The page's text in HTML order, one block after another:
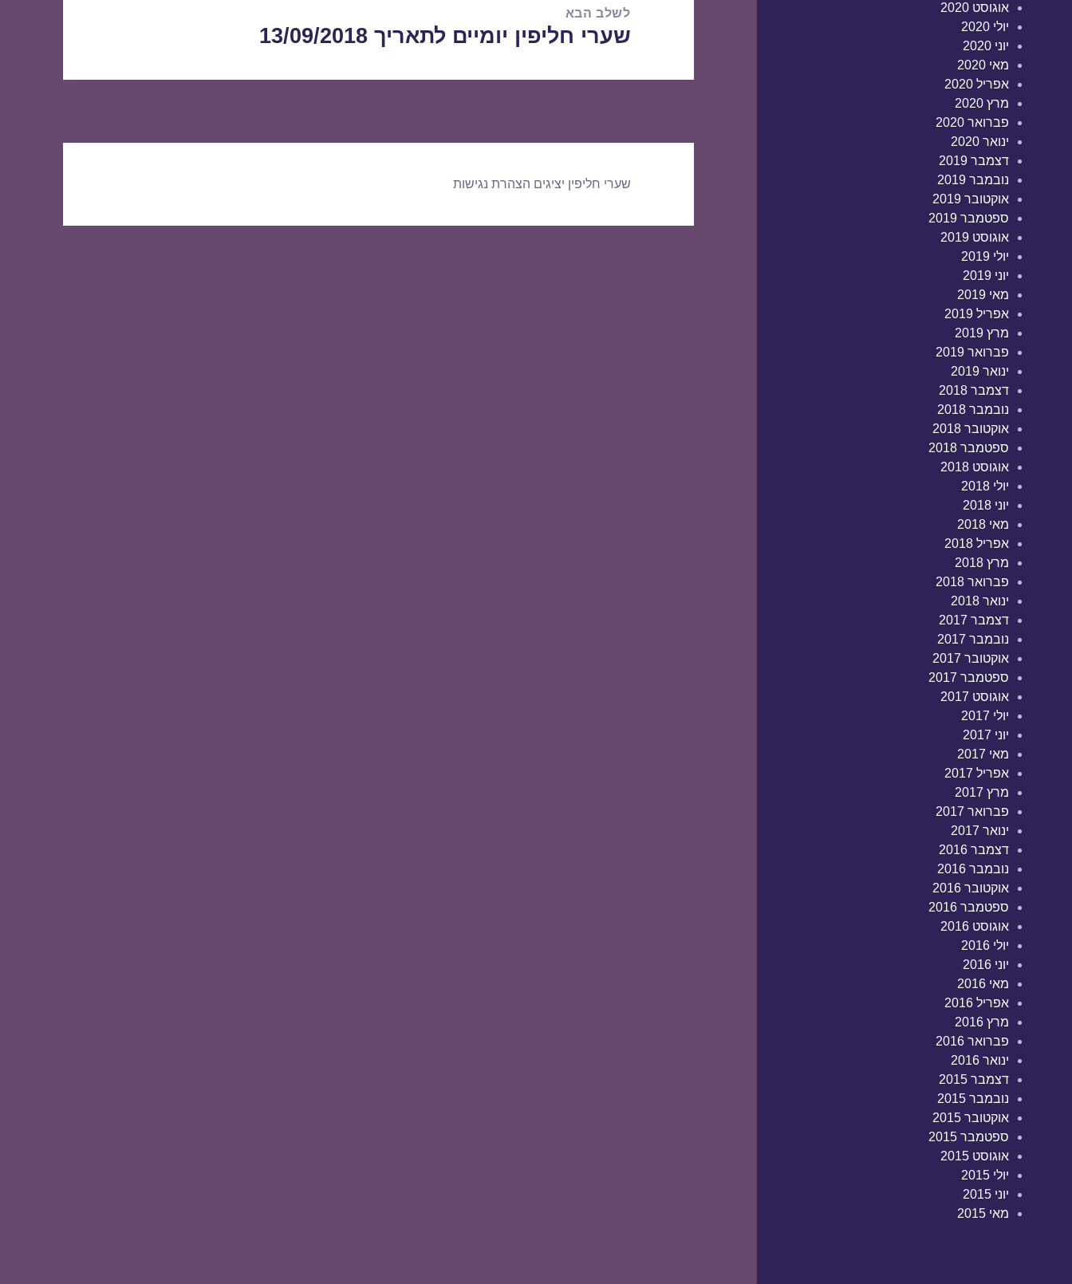
אוגוסט 2020
יולי 2020
יוני 2020
מאי 2020
אפריל 2020
מרץ 2020
פברואר 2020
ינואר 2020
דצמבר 2019
נובמבר 2019
אוקטובר 2019
ספטמבר 2019
אוגוסט 2019
יולי 2019
יוני 2019
מאי 2019
אפריל 2019
מרץ 2019
פברואר 2019
ינואר 2019
דצמבר 2018
נובמבר 2018
אוקטובר 2018
ספטמבר 2018
אוגוסט 2018
יולי 2018
יוני 2018
מאי 2018
אפריל 2018
מרץ 2018
פברואר 2018
ינואר 2018
דצמבר 2017
נובמבר 2017
אוקטובר 2017
ספטמבר 2017
אוגוסט 2017
יולי 2017
יוני 2017
מאי 2017
אפריל 2017
מרץ 2017
פברואר 2017
ינואר 2017
דצמבר 2016
נובמבר 2016
אוקטובר 2016
ספטמבר 2016
אוגוסט 2016
יולי 2016
יוני 2016
מאי 2016
אפריל 2016
מרץ 2016
פברואר 2016
ינואר 2016
דצמבר 2015
נובמבר 2015
אוקטובר 2015
ספטמבר 2015
אוגוסט 2015
יולי 2015
יוני 2015
מאי 2015
לשלב הבא
הפוסט
שערי חליפין יומיים לתאריך 13/09/2018
שערי חליפין יציגים הצהרת נגישות